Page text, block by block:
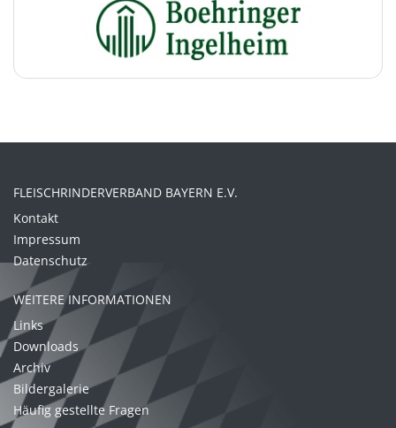
FLEISCHRINDERVERBAND BAYERN E.V.
Kontakt
Impressum
Datenschutz
WEITERE INFORMATIONEN
Links
Downloads
Archiv
Bildergalerie
Häufig gestellte Fragen